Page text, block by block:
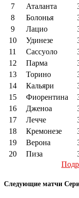
7
Аталанта
8
Болонья
9
Лацио
10
Удинезе
11
Сассуоло
12
Парма
13
Торино
14
Кальяри
15
Фиорентина
16
Дженоа
17
Лечче
18
Кремонезе
19
Верона
20
Пиза
Следующие матчи